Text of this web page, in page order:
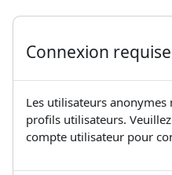
Connexion requise
Les utilisateurs
profils utilisateurs.
compte utilisateur pour